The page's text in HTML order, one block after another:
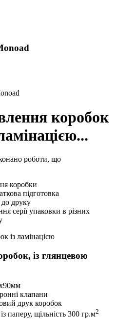
коробок
роботи, що
коробки
підготовка
до друку
серії упаковки в різних
із глянцевою
клапани
друк коробок
паперу, щільність 300 гр.м2